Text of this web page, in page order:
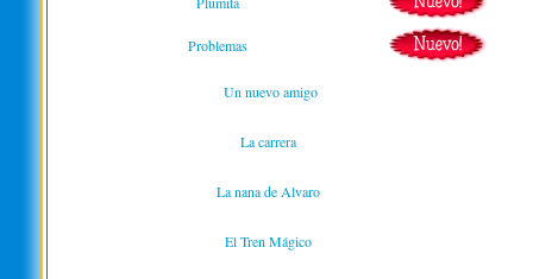
Problemas
Un nuevo amigo
La carrera
La nana de Alvaro
El Tren Mágico